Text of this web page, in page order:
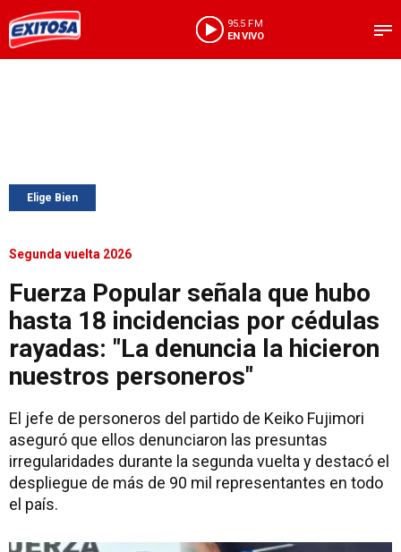
95.5 FM
EN VIVO
Elige Bien
Segunda vuelta 2026
Fuerza Popular señala que hubo
hasta 18 incidencias por cédulas
rayadas: "La denuncia la hicieron
nuestros personeros"
El jefe de personeros del partido de Keiko Fujimori
aseguró que ellos denunciaron las presuntas
irregularidades durante la segunda vuelta y destacó el
despliegue de más de 90 mil representantes en todo
el país.